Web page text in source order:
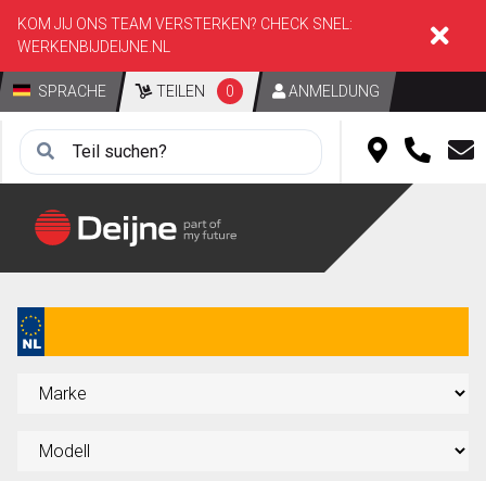
KOM JIJ ONS TEAM VERSTERKEN? CHECK SNEL:
WERKENBIJDEIJNE.NL
SPRACHE TEILEN 0 ANMELDUNG